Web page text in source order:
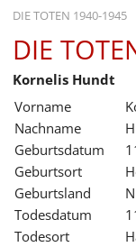
DIE TOTEN 1940-1945
STARTSEITE
AKTUELLES
GESCHICHTE
BILDUNG
FORSCHUNG
DIE
Kornelis Hundt
Vorname
Nachname
Geburtsdatum
Geburtsort
Geburtsland
Todesdatum
Todesort